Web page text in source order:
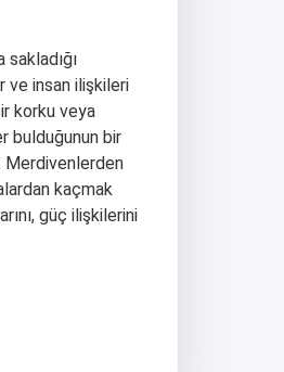
ve insan ilişkileri
korku veya
bulduğunun bir
Merdivenlerden
kaçmak
güç ilişkilerini